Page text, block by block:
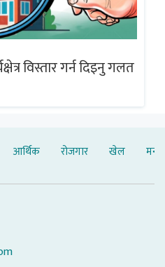
विस्तार गर्न दिइनु गलत
आर्थिक रोजगार खेल